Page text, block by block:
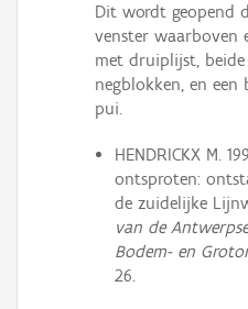
Dit wordt geopend
venster waarboven
met druiplijst,
negblokken, en een
pui.
HENDRICKX M.
ontsproten:
de zuidelijke
van de
Bodem- en
26.